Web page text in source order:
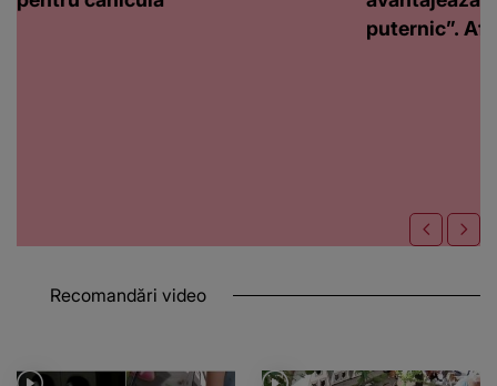
puternic”.
Recomandări video